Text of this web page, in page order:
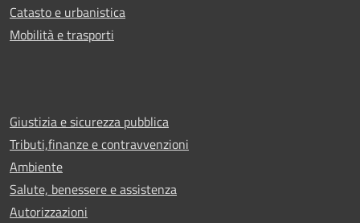
Catasto e urbanistica
Mobilità e trasporti
Giustizia e sicurezza pubblica
Tributi,finanze e contravvenzioni
Ambiente
Salute, benessere e assistenza
Autorizzazioni